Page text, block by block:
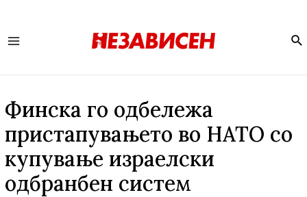
Финска го одбележа
пристапувањето во НАТО со
купување израелски
одбранбен систем